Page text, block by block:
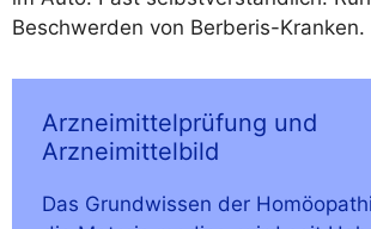
Beschwer­den von Berberis-Kranken.
Arzneimittelprüfung und
Arzneimittelbild
Das Grund­wis­sen der